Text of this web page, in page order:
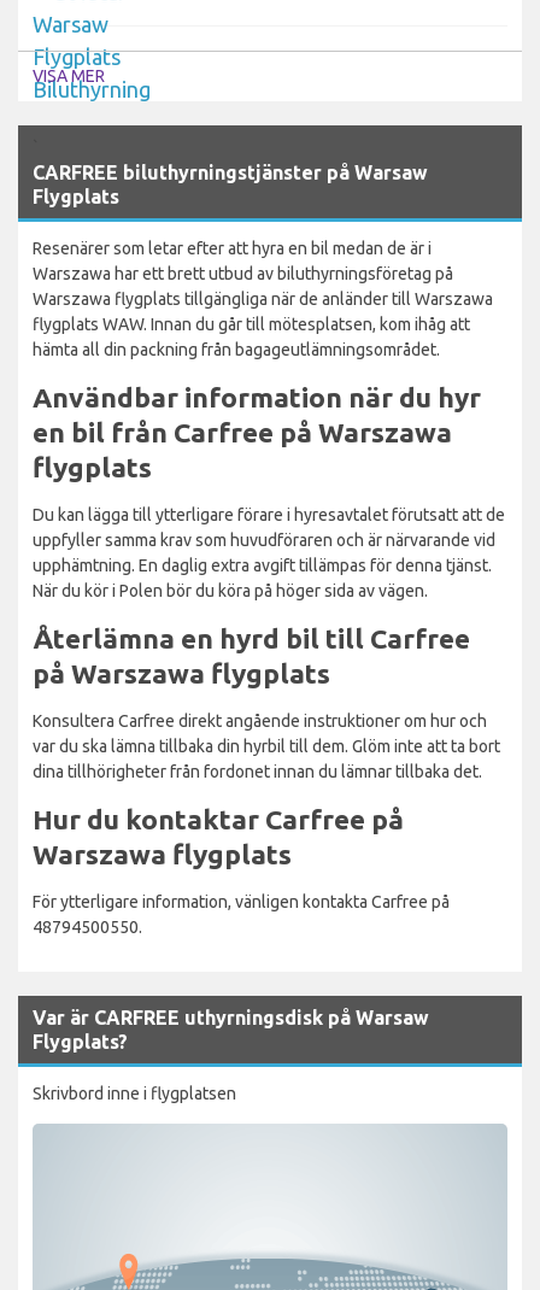
VISA MER
CARFREE biluthyrningstjänster på Warsaw
Flygplats
Resenärer som letar efter att hyra en bil medan de är i
Warszawa har ett brett utbud av biluthyrningsföretag på
Warszawa flygplats tillgängliga när de anländer till Warszawa
flygplats WAW. Innan du går till mötesplatsen, kom ihåg att
hämta all din packning från bagageutlämningsområdet.
Användbar information när du hyr
en bil från Carfree på Warszawa
flygplats
Du kan lägga till ytterligare förare i hyresavtalet förutsatt att de
uppfyller samma krav som huvudföraren och är närvarande vid
upphämtning. En daglig extra avgift tillämpas för denna tjänst.
När du kör i Polen bör du köra på höger sida av vägen.
Återlämna en hyrd bil till Carfree
på Warszawa flygplats
Konsultera Carfree direkt angående instruktioner om hur och
var du ska lämna tillbaka din hyrbil till dem. Glöm inte att ta bort
dina tillhörigheter från fordonet innan du lämnar tillbaka det.
Hur du kontaktar Carfree på
Warszawa flygplats
För ytterligare information, vänligen kontakta Carfree på
48794500550.
Var är CARFREE uthyrningsdisk på Warsaw
Flygplats?
Skrivbord inne i flygplatsen